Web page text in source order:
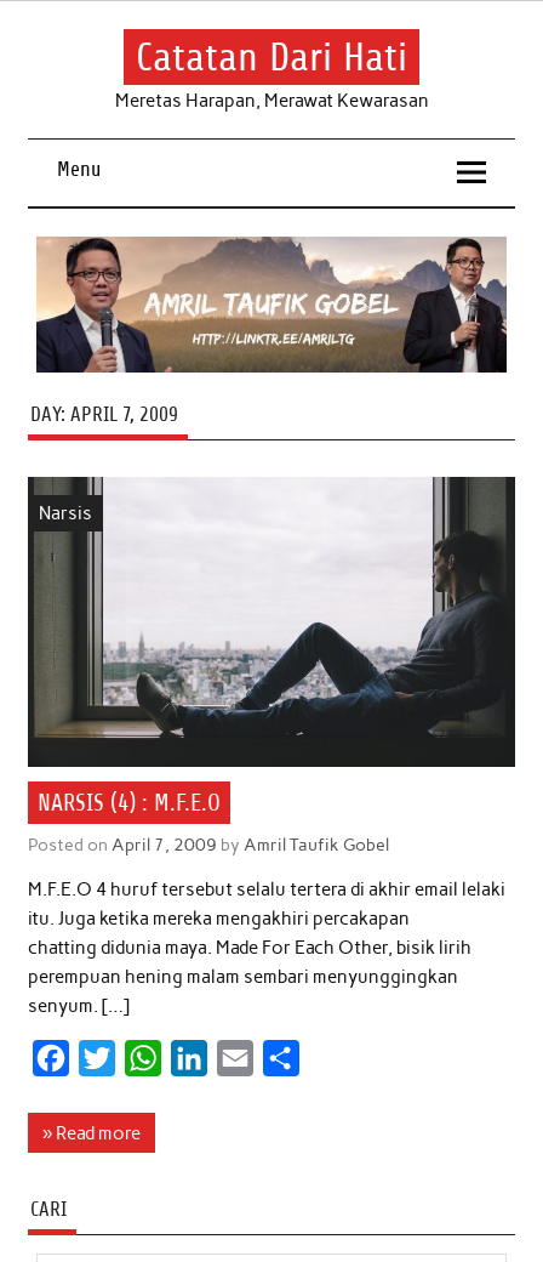
Skip
Catatan Dari Hati
Meretas Harapan, Merawat Kewarasan
Menu
DAY: APRIL 7, 2009
Narsis
NARSIS (4) : M.F.E.O
Posted on April 7, 2009 by Amril Taufik Gobel
M.F.E.O 4 huruf tersebut selalu tertera di akhir email lelaki
itu. Juga ketika mereka mengakhiri percakapan
chatting didunia maya. Made For Each Other, bisik lirih
perempuan hening malam sembari menyunggingkan
senyum. […]
c
o
i
e
W
A
d
» Read more
CARI